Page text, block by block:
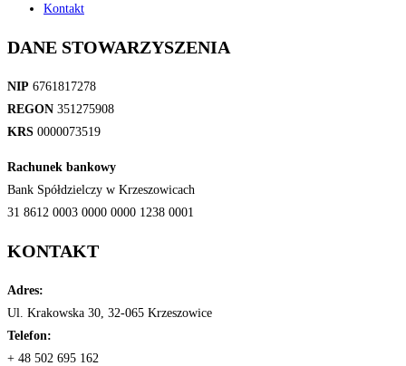
Kontakt
DANE STOWARZYSZENIA
NIP 6761817278
REGON 351275908
KRS 0000073519
Rachunek bankowy
Bank Spółdzielczy w Krzeszowicach
31 8612 0003 0000 0000 1238 0001
KONTAKT
Adres:
Ul. Krakowska 30, 32-065 Krzeszowice
Telefon:
+ 48 502 695 162